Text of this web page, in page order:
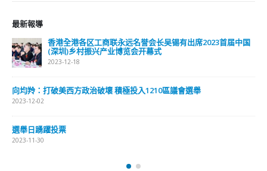
最新報導
香港全港各区工商联永远名誉会长吴锡有出席2023首届中国
(深圳)乡村振兴产业博览会开幕式
2023-12-18
向均羚：打破美西方政治破壞 積極投入1210區議會選舉
2023-12-02
選舉日踴躍投票
2023-11-30